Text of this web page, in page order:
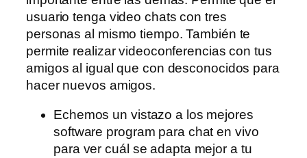
usuario tenga video chats con tres
personas al mismo tiempo. También te
permite realizar videoconferencias con tus
amigos al igual que con desconocidos para
hacer nuevos amigos.
Echemos un vistazo a los mejores
software program para chat en vivo
para ver cuál se adapta mejor a tu